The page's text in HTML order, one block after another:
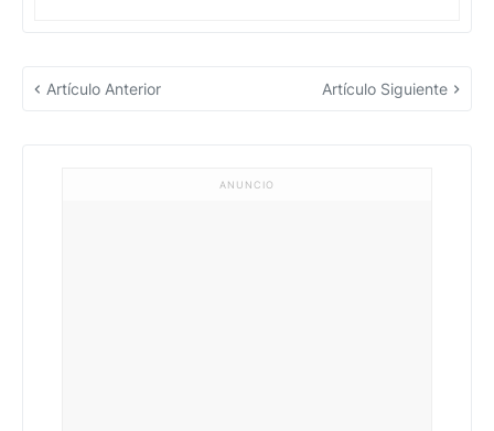
Artículo Anterior Artículo Siguiente
ANUNCIO